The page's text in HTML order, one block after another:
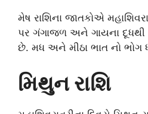
મેષ રાશિના જાતકોએ
પર ગંગાજળ અને ગાયના દૂધથી
છે. મધ અને મીઠા ભાત નો ભોગ
મિથુન રાશિ